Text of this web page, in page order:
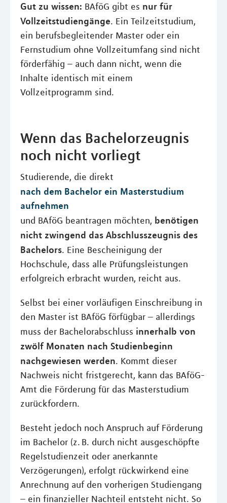
Gut zu wissen: BAföG gibt es nur für
Vollzeitstudiengänge. Ein Teilzeitstudium,
ein berufsbegleitender Master oder ein
Fernstudium ohne Vollzeitumfang sind nicht
förderfähig – auch dann nicht, wenn die
Inhalte identisch mit einem
Vollzeitprogramm sind.
Wenn das Bachelorzeugnis
noch nicht vorliegt
Studierende, die direkt
nach dem Bachelor ein Masterstudium
aufnehmen
und BAföG beantragen möchten, benötigen
nicht zwingend das Abschlusszeugnis des
Bachelors. Eine Bescheinigung der
Hochschule, dass alle Prüfungsleistungen
erfolgreich erbracht wurden, reicht aus.
Selbst bei einer vorläufigen Einschreibung in
den Master ist BAföG förfügbar – allerdings
muss der Bachelorabschluss innerhalb von
zwölf Monaten nach Studienbeginn
nachgewiesen werden. Kommt dieser
Nachweis nicht fristgerecht, kann das BAföG-
Amt die Förderung für das Masterstudium
zurückfordern.
Besteht jedoch noch Anspruch auf Förderung
im Bachelor (z. B. durch nicht ausgeschöpfte
Regelstudienzeit oder anerkannte
Verzögerungen), erfolgt rückwirkend eine
Anrechnung auf den vorherigen Studiengang
– ein finanzieller Nachteil entsteht nicht. So